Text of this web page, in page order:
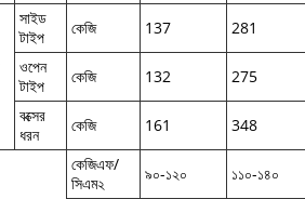
সাইড
টাইপ
কেজি 137 281
ওপেন
টাইপ
কেজি 132 275
বক্সের
ধরন
কেজি 161 348
কেজিএফ/
সিএম২
৯০-১২০ ১১০-১৪০